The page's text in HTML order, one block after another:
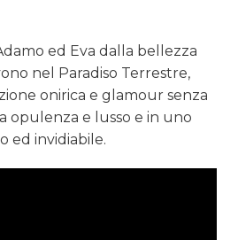
ed Eva dalla bellezza
nel Paradiso Terrestre,
onirica e glamour senza
opulenza e lusso e in uno
ed invidiabile.